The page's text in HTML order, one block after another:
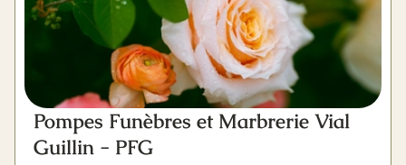
Pompes Funèbres et Marbrerie Vial
Guillin - PFG